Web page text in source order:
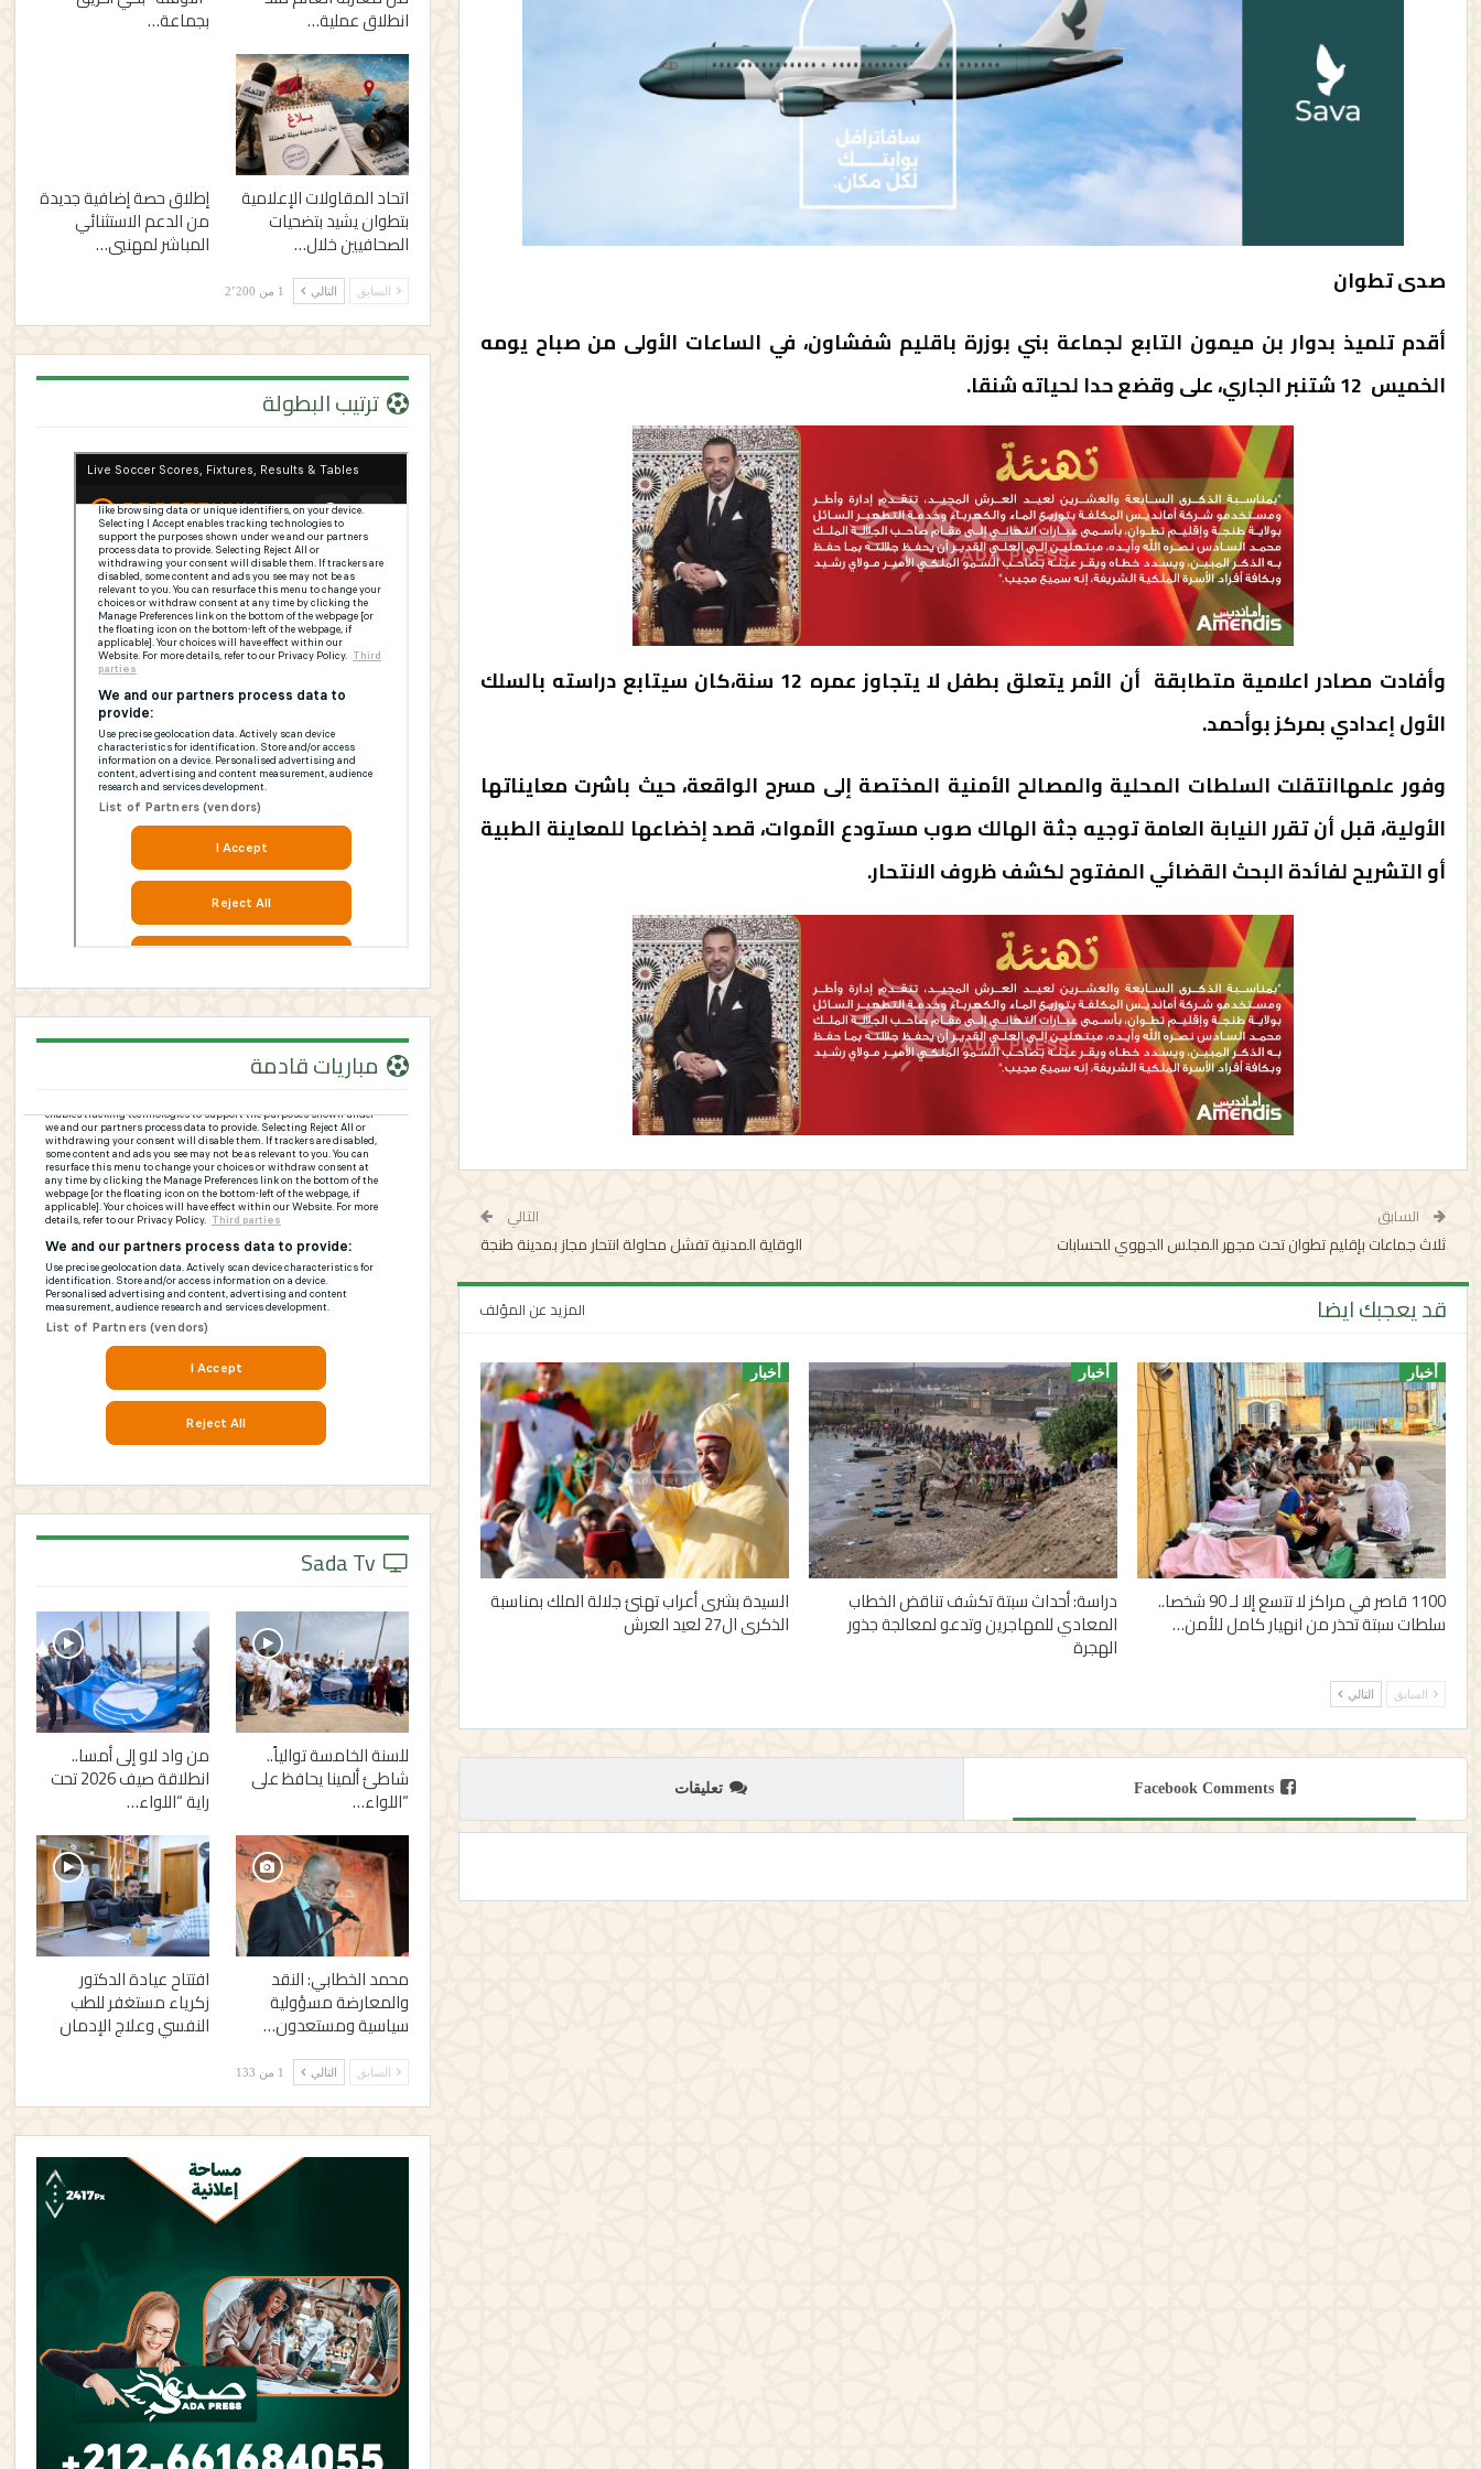
صدى تطوان
أقدم تلميذ بدوار بن ميمون التابع لجماعة بني بوزرة باقليم شفشاون، في الساعات الأولى من صباح يومه
الخميس 12 شتنبر الجاري، على وقضع حدا لحياته شنقا.
وأفادت مصادر اعلامية متطابقة أن الأمر يتعلق بطفل لا يتجاوز عمره 12 سنة،كان سيتابع دراسته بالسلك
الأول إعدادي بمركز بوأحمد.
وفور علمهاانتقلت السلطات المحلية والمصالح الأمنية المختصة إلى مسرح الواقعة، حيث باشرت معايناتها
الأولية، قبل أن تقرر النيابة العامة توجيه جثة الهالك صوب مستودع الأموات، قصد إخضاعها للمعاينة الطبية
أو التشريح لفائدة البحث القضائي المفتوح لكشف ظروف الانتحار.
السابق
ثلاث جماعات بإقليم تطوان تحت مجهر المجلس الجهوي للحسابات
التالي
الوقاية المدنية تفشل محاولة انتحار مجاز بمدينة طنجة
قد يعجبك ايضا المزيد عن المؤلف
أخبار
1100 قاصر في مراكز لا تتسع إلا لـ 90 شخصا..
سلطات سبتة تحذر من انهيار كامل للأمن…
أخبار
دراسة: أحداث سبتة تكشف تناقض الخطاب
المعادي للمهاجرين وتدعو لمعالجة جذور
الهجرة
أخبار
السيدة بشرى أعراب تهنئ جلالة الملك بمناسبة
الذكرى ال27 لعيد العرش
السابق التالي
Facebook Comments تعليقات
انطلاق عملية… بجماعة…
اتحاد المقاولات الإعلامية
بتطوان يشيد بتضحيات
الصحافيين خلال…
إطلاق حصة إضافية جديدة
من الدعم الاستثنائي
المباشر لمهنيي…
السابق التالي 1 من 2٬200
ترتيب البطولة
مباريات قادمة
للسنة الخامسة توالياً..
شاطئ ألمينا يحافظ على
“اللواء…
من واد لاو إلى أمسا..
انطلاقة صيف 2026 تحت
راية “اللواء…
محمد الخطابي: النقد
والمعارضة مسؤولية
سياسية ومستعدون…
افتتاح عيادة الدكتور
زكرياء مستغفر للطب
النفسي وعلاج الإدمان
السابق التالي 1 من 133